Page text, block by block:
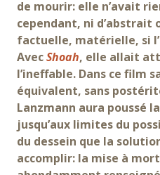
de mourir: elle n’avait
cependant, ni
factuelle, matérielle, si
AvecShoah, elle allait
l’ineffable. Dans ce film
équivalent, sans
Lanzmann aura poussé
jusqu’aux limites du
du dessein que la
accomplir: la mise à